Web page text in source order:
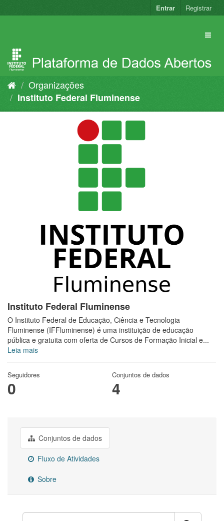
para
Entrar Registrar
Organizações
Instituto Federal Fluminense
Instituto Federal Fluminense
O Instituto Federal de Educação, Ciência e Tecnologia
Fluminense (IFFluminense) é uma instituição de educação
pública e gratuita com oferta de Cursos de Formação Inicial e...
Leia mais
Seguidores
0
Conjuntos de dados
4
Conjuntos de dados
Fluxo de Atividades
Sobre